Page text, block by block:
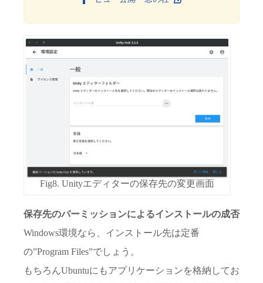
Fig8. Unityエディターの保存先の変更画面
保存先のパーミッションによるインストールの成否
Windows環境なら、インストール先は定番
の”Program Files”でしょう。
もちろんUbuntuにもアプリケーションを格納してお